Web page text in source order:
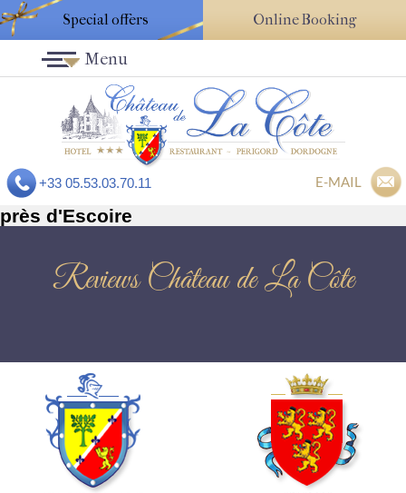
Special offers Online Booking
+33 05.53.03.70.11 E-MAIL
Menu
près d'Escoire
Reviews Château de La Côte